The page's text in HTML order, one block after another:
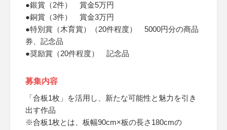
●銀賞（2件） 賞金5万円
●銅賞（3件） 賞金3万円
●特別賞（木育賞）（20件程度） 5000円分の商品
券、記念品
●奨励賞（20件程度） 記念品
募集内容
「合板1枚」を活用し、新たな可能性と魅力を引き
出す作品
※合板1枚とは、板幅90cm×板の長さ180cmの